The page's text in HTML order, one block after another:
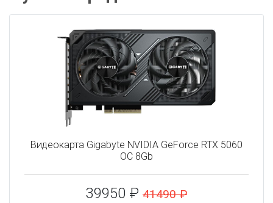
Видеокарта Gigabyte NVIDIA GeForce RTX 5060
OC 8Gb
39950 ₽ 41490 ₽